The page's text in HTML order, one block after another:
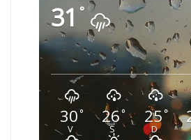
31 °
30°
V
26°
S
25°
D